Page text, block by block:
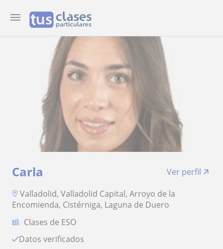
Carla
Ver perfil
Valladolid, Valladolid Capital, Arroyo de la
Encomienda, Cistérniga, Laguna de Duero
Clases de ESO
Datos verificados